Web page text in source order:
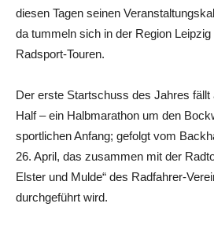
diesen Tagen seinen
da tummeln sich in der Region
Radsport-Touren.
Der erste Startschuss des Jahres fällt
Half – ein Halbmarathon um den
sportlichen Anfang; gefolgt vom
26. April, das zusammen mit der
Elster und Mulde“ des Radfahrer-
durchgeführt wird.